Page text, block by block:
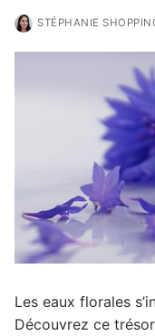
STÉPHANIE
Les eaux florales
Découvrez ce